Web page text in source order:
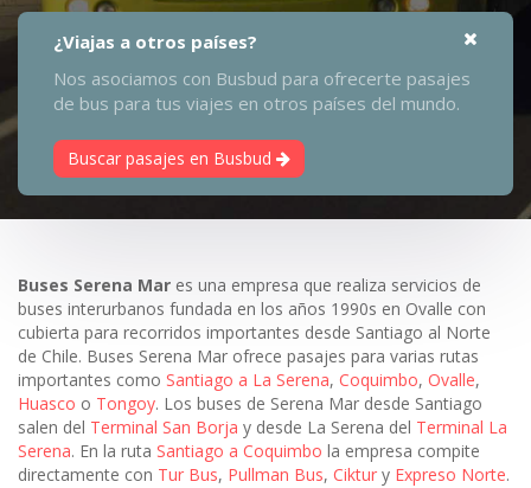
¿Viajas a otros países?
Nos asociamos con Busbud para ofrecerte pasajes
de bus para tus viajes en otros países del mundo.
Buscar pasajes en Busbud
Buses Serena Mar es una empresa que realiza servicios de
buses interurbanos fundada en los años 1990s en Ovalle con
cubierta para recorridos importantes desde Santiago al Norte
de Chile. Buses Serena Mar ofrece pasajes para varias rutas
importantes como Santiago a La Serena, Coquimbo, Ovalle,
Huasco o Tongoy. Los buses de Serena Mar desde Santiago
salen del Terminal San Borja y desde La Serena del Terminal La
Serena. En la ruta Santiago a Coquimbo la empresa compite
directamente con Tur Bus, Pullman Bus, Ciktur y Expreso Norte.